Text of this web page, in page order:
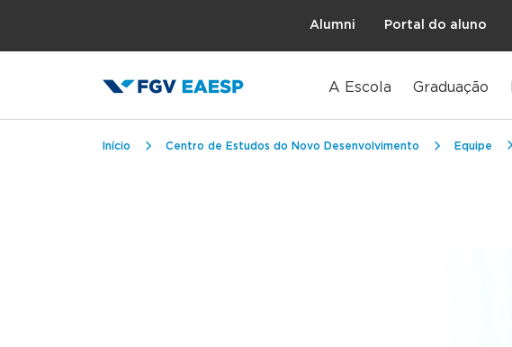
Alumni Portal do aluno
A Escola Graduação
Trilha de navegação
Início Centro de Estudos do Novo Desenvolvimento Equipe